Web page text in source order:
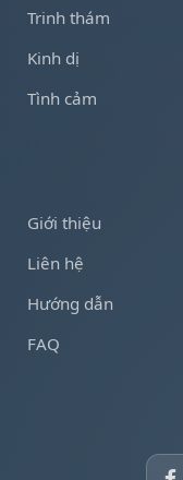
Trinh thám
Kinh dị
Tình cảm
Giới thiệu
Liên hệ
Hướng dẫn
FAQ